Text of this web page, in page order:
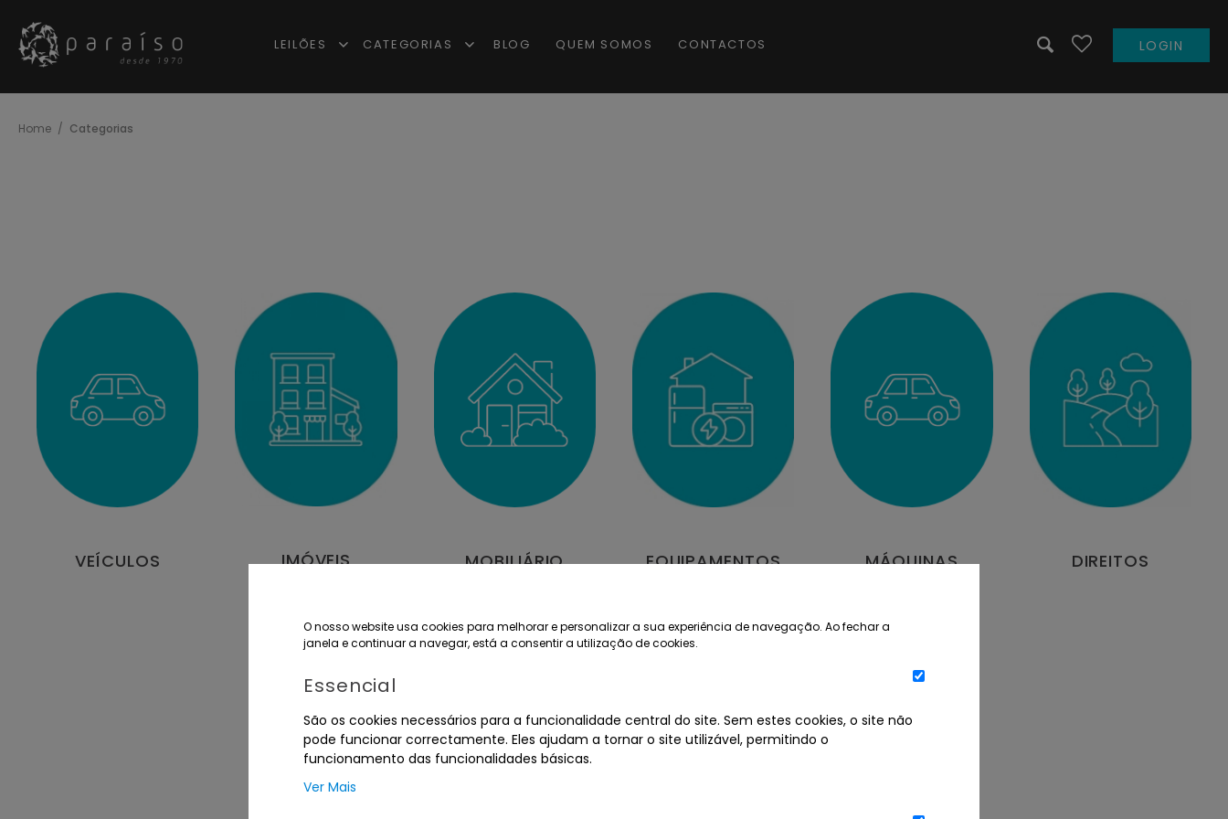
O nosso website usa cookies para melhorar e personalizar a sua experiência de navegação. Ao fechar a
janela e continuar a navegar, está a consentir a utilização de cookies.
Essencial
São os cookies necessários para a funcionalidade central do site. Sem estes cookies, o site não
pode funcionar correctamente. Eles ajudam a tornar o site utilizável, permitindo o
funcionamento das funcionalidades básicas.
Ver Mais
LEILÕES CATEGORIAS BLOG QUEM SOMOS CONTACTOS LOGIN
Home Categorias
VEÍCULOS IMÓVEIS MOBILIÁRIO EQUIPAMENTOS MÁQUINAS DIREITOS